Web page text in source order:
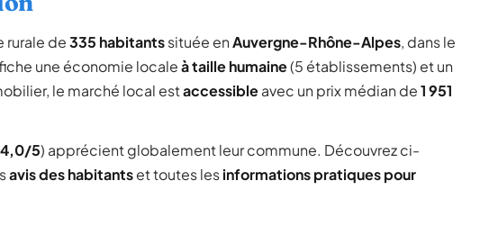
rurale de335 habitantssituée enAuvergne-Rhône-Alpes, dans le
une économie localeà taille humaine(5 établissements) et un
le marché local estaccessibleavec un prix médian de1 951
4,0/5) apprécient globalement leur commune. Découvrez ci-
avis des habitantset toutes lesinformations pratiques pour